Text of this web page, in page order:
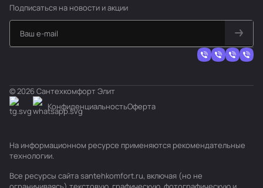
Подписаться на новости и акции
© 2026 Сантехкомфорт Элит
КонфиденциальностьОферта
На информационном ресурсе применяются рекомендательные
технологии.
Все ресурсы сайта santehkomfort.ru, включая (но не